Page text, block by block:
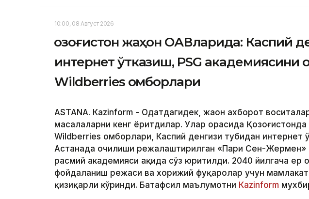
10:00, 08 Август 2026
Қозоғистон жаҳон ОАВларида: Каспий
интернет ўтказиш, PSG академиясини
Wildberries омборлари
ASTANА. Кazinform - Одатдагидек, жаҳон ахборот
масалаларни кенг ёритдилар. Улар орасида Қозоғистонда
Wildberries омборлари, Каспий денгизи тубидан интернет
Астанада очилиши режалаштирилган «Пари Сен-Жермен»
расмий академияси ҳақида сўз юритилди. 2040 йилгача ер
фойдаланиш режаси ва хорижий фуқаролар учун
қизиқарли кўринди. Батафсил маълумотни Кazinform